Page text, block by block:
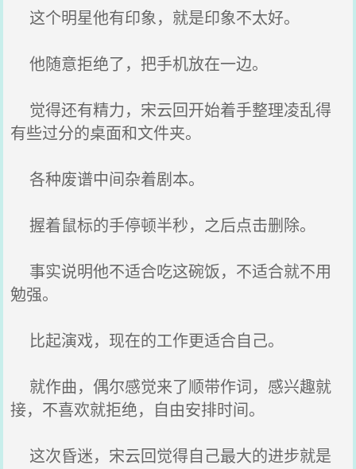
这个明星他有印象，就是印象不太好。
他随意拒绝了，把手机放在一边。
觉得还有精力，宋云回开始着手整理凌乱得
有些过分的桌面和文件夹。
各种废谱中间杂着剧本。
握着鼠标的手停顿半秒，之后点击删除。
事实说明他不适合吃这碗饭，不适合就不用
勉强。
比起演戏，现在的工作更适合自己。
就作曲，偶尔感觉来了顺带作词，感兴趣就
接，不喜欢就拒绝，自由安排时间。
这次昏迷，宋云回觉得自己最大的进步就是